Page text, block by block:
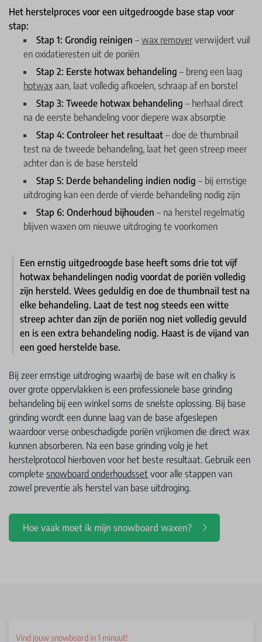
Het herstelproces voor een uitgedroogde base stap voor
stap:
Stap 1: Grondig reinigen – wax remoververwijdert vuil
en oxidatieresten uit de poriën
Stap 2: Eerste hotwax behandeling – breng een laag
hotwax aan, laat volledig afkoelen, schraap af en borstel
Stap 3: Tweede hotwax behandeling – herhaal direct
na de eerste behandeling voor diepere wax absorptie
Stap 4: Controleer het resultaat – doe de thumbnail
test na de tweede behandeling, laat het geen streep meer
achter dan is de base hersteld
Stap 5: Derde behandeling indien nodig – bij ernstige
uitdroging kan een derde of vierde behandeling nodig zijn
Stap 6: Onderhoud bijhouden – na herstel regelmatig
blijven waxen om nieuwe uitdroging te voorkomen
Een ernstig uitgedroogde base heeft soms drie tot vijf
hotwax behandelingen nodig voordat de poriën volledig
zijn hersteld. Wees geduldig en doe de thumbnail test na
elke behandeling. Laat de test nog steeds een witte
streep achter dan zijn de poriën nog niet volledig gevuld
en is een extra behandeling nodig. Haast is de vijand van
een goed herstelde base.
Bij zeer ernstige uitdroging waarbij de base wit en chalky is
over grote oppervlakken is een professionele base grinding
behandeling bij een winkel soms de snelste oplossing. Bij base
grinding wordt een dunne laag van de base afgeslepen
waardoor verse onbeschadigde poriën vrijkomen die direct wax
kunnen absorberen. Na een base grinding volg je het
herstelprotocol hierboven voor het beste resultaat. Gebruik een
complete snowboard onderhoudsset voor alle stappen van
zowel preventie als herstel van base uitdroging.
Hoe vaak moet ik mijn snowboard waxen?
Vind jouw snowboard in 1 minuut!